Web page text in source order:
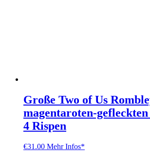
Große Two of Us
magentaroten-
4 Rispen
€31.00 Mehr Infos*